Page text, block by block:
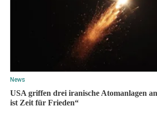
News
USA griffen drei iranische Atomanlagen
ist Zeit für Frieden“